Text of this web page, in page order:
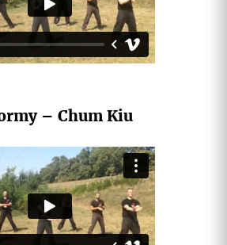
– Chum Kiu